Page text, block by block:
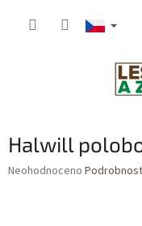
Halwill
Průměrné
Neohodnoceno